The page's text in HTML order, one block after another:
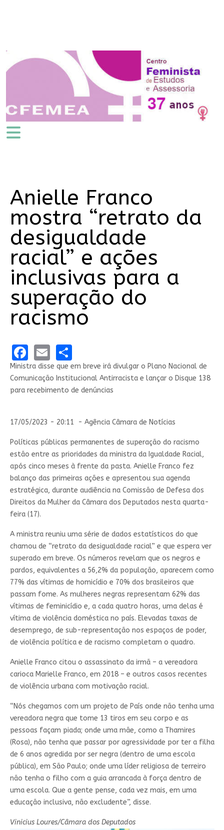
Anielle Franco
mostra “retrato da
desigualdade
racial” e ações
inclusivas para a
superação do
racismo
Facebook
EmailShare
Ministra disse que em breve irá divulgar o Plano Nacional de
Comunicação Institucional Antirracista e lançar o Disque 138
para recebimento de denúncias
17/05/2023 - 20:11 - Agência Câmara de Notícias
Políticas públicas permanentes de superação do racismo
estão entre as prioridades da ministra da Igualdade Racial,
após cinco meses à frente da pasta. Anielle Franco fez
balanço das primeiras ações e apresentou sua agenda
estratégica, durante audiência na Comissão de Defesa dos
Direitos da Mulher da Câmara dos Deputados nesta quarta-
feira (17).
A ministra reuniu uma série de dados estatísticos do que
chamou de “retrato da desigualdade racial” e que espera ver
superado em breve. Os números revelam que os negros e
pardos, equivalentes a 56,2% da população, aparecem como
77% das vítimas de homicídio e 70% dos brasileiros que
passam fome. As mulheres negras representam 62% das
vítimas de feminicídio e, a cada quatro horas, uma delas é
vítima de violência doméstica no país. Elevadas taxas de
desemprego, de sub-representação nos espaços de poder,
de violência política e de racismo completam o quadro.
Anielle Franco citou o assassinato da irmã – a vereadora
carioca Marielle Franco, em 2018 – e outros casos recentes
de violência urbana com motivação racial.
“Nós chegamos com um projeto de País onde não tenha uma
vereadora negra que tome 13 tiros em seu corpo e as
pessoas façam piada; onde uma mãe, como a Thamires
(Rosa), não tenha que passar por agressividade por ter a filha
de 6 anos agredida por ser negra (dentro de uma escola
pública), em São Paulo; onde uma líder religiosa de terreiro
não tenha o filho com a guia arrancada à força dentro de
uma escola. Que a gente pense, cada vez mais, em uma
educação inclusiva, não excludente”, disse.
Vinicius Loures/Câmara dos Deputados